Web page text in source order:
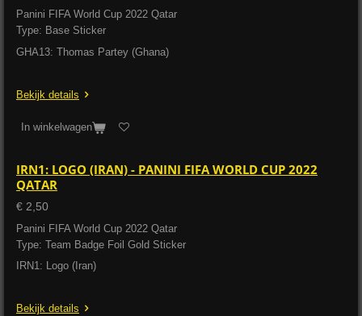
Panini FIFA World Cup 2022 Qatar
Type: Base Sticker
GHA13: Thomas Partey (Ghana)
Bekijk details
In winkelwagen
IRN1: LOGO (IRAN) - PANINI FIFA WORLD CUP 2022
QATAR
€ 2,50
Panini FIFA World Cup 2022 Qatar
Type: Team Badge Foil Gold Sticker
IRN1: Logo (Iran)
Bekijk details